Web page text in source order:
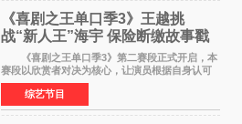
《喜剧之王单口季3》王越挑
战“新人王”海宇 保险断缴故事戳
中生活痛点
《喜剧之王单口季3》第二赛段正式开启，本
赛段以欣赏者对决为核心，让演员根据自身认可
选择对手，在作品碰撞中完成一次喜剧创作者之
间的交流。这里有实力相当的正面对抗，也有老
朋友、老对手之
综艺节目